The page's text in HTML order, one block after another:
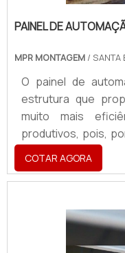
PAINEL DE
MPR MONTAGEM / SANTA
O painel de
estrutura que
muito mais
produtivos, pois,
tanto controlar
também alguns
deles, são:
de
Gerenciamento
COTAR AGORA